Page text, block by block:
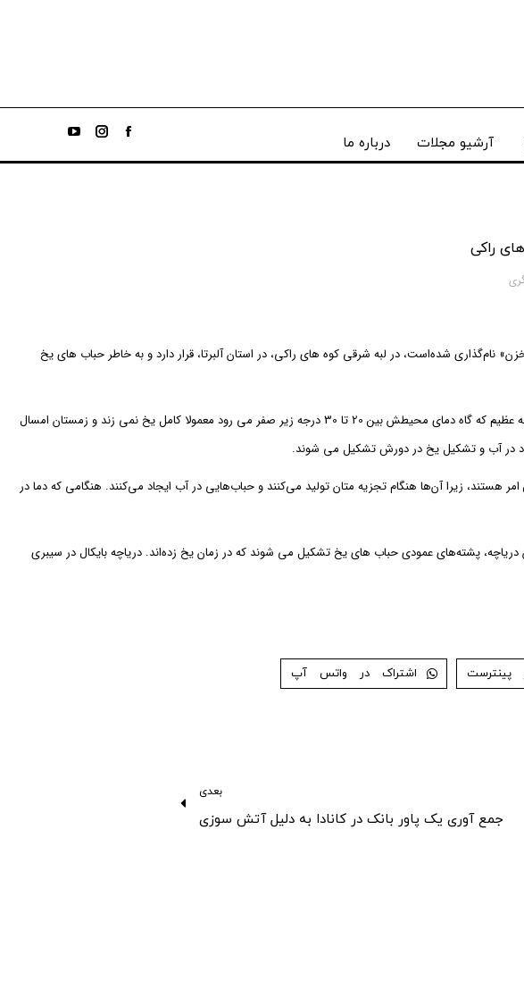
آرشیو مجلات درباره ما
راکی
نام‌گذاری شده‌است، در لبه شرقی کوه های راکی، در استان آلبرتا، قرار دارد و به خاطر حباب های یخ
در یخ شفاف و تاریک، حباب‌های سفید شکل می‌گیرند و در نور و شرایط آب و هوایی مناسب، منظره‌ای جذاب را به نمایش می‌گذارند.این دریاچه عظیم که گاه دمای محیطش بین 20 تا 30 درجه زیر صفر می رود معمولا کامل یخ نمی زند و زمستان امسال
در آب و تشکیل یخ در دورش تشکیل می شوند.
زیرا آن‌ها هنگام تجزیه متان تولید می‌کنند و حباب‌هایی در آب ایجاد می‌کنند. هنگامی که دما در
پشته‌های عمودی حباب های یخ تشکیل می شوند که در زمان یخ زده‌اند. دریاچه بایکال در سیبری
پینترست اشتراک در واتس آپ
بعدی
جمع آوری یک پاور بانک در کانادا به دلیل آتش سوزی